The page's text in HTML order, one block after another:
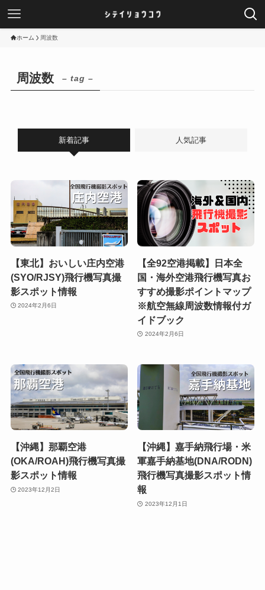
ホーム 周波数
周波数 – tag –
新着記事 人気記事
【東北】おいしい庄内空港
(SYO/RJSY)飛行機写真撮
影スポット情報
2024年2月6日
【全92空港掲載】日本全
国・海外空港飛行機写真お
すすめ撮影ポイントマップ
※航空無線周波数情報付ガ
イドブック
2024年2月6日
【沖縄】那覇空港
(OKA/ROAH)飛行機写真撮
影スポット情報
2023年12月2日
【沖縄】嘉手納飛行場・米
軍嘉手納基地(DNA/RODN)
飛行機写真撮影スポット情
報
2023年12月1日